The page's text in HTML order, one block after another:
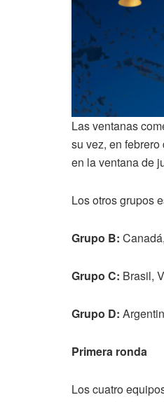
Las ventanas
su vez, en
en la ventana de
Los otros grupos
Grupo B:
Grupo C: Brasil,
Grupo D:
Primera ronda
Los cuatro